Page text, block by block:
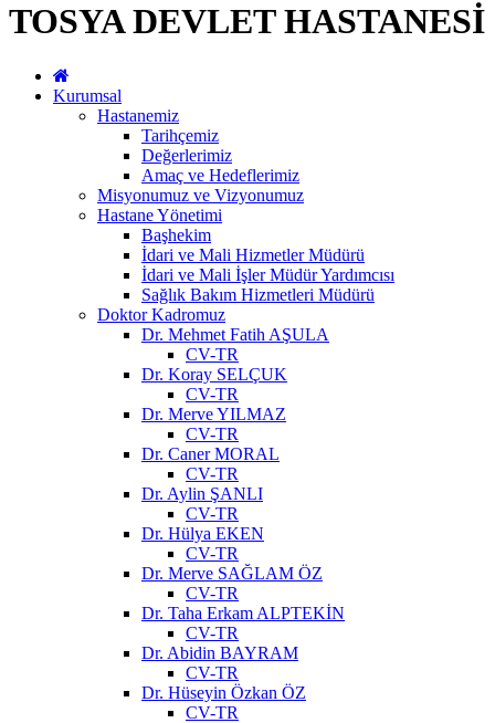
TOSYA DEVLET HASTANESİ
Kurumsal
Hastanemiz
Tarihçemiz
Değerlerimiz
Amaç ve Hedeflerimiz
Misyonumuz ve Vizyonumuz
Hastane Yönetimi
Başhekim
İdari ve Mali Hizmetler Müdürü
İdari ve Mali İşler Müdür Yardımcısı
Sağlık Bakım Hizmetleri Müdürü
Doktor Kadromuz
Dr. Mehmet Fatih AŞULA
CV-TR
Dr. Koray SELÇUK
CV-TR
Dr. Merve YILMAZ
CV-TR
Dr. Caner MORAL
CV-TR
Dr. Aylin ŞANLI
CV-TR
Dr. Hülya EKEN
CV-TR
Dr. Merve SAĞLAM ÖZ
CV-TR
Dr. Taha Erkam ALPTEKİN
CV-TR
Dr. Abidin BAYRAM
CV-TR
Dr. Hüseyin Özkan ÖZ
CV-TR